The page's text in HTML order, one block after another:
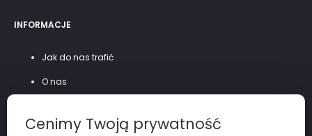
INFORMACJE
Jak do nas trafić
O nas
Cenimy Twoją prywatność